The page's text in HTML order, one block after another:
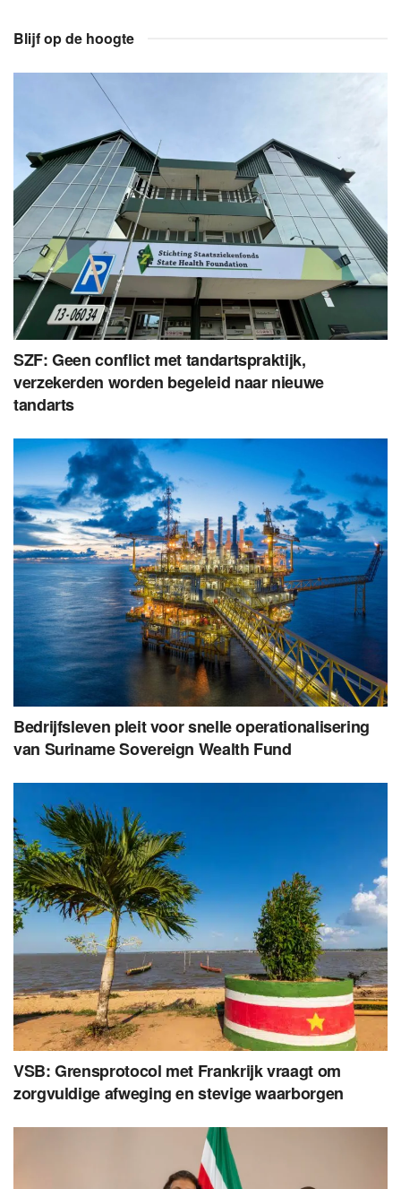
Blijf op de hoogte
SZF: Geen conflict met tandartspraktijk,
verzekerden worden begeleid naar nieuwe
tandarts
Bedrijfsleven pleit voor snelle operationalisering
van Suriname Sovereign Wealth Fund
VSB: Grensprotocol met Frankrijk vraagt om
zorgvuldige afweging en stevige waarborgen